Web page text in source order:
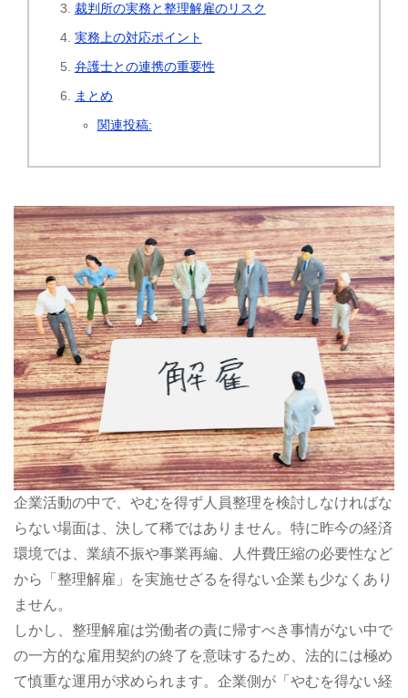
裁判所の実務と整理解雇のリスク
実務上の対応ポイント
弁護士との連携の重要性
まとめ
関連投稿:
企業活動の中で、やむを得ず人員整理を検討しなければな
らない場面は、決して稀ではありません。特に昨今の経済
環境では、業績不振や事業再編、人件費圧縮の必要性など
から「整理解雇」を実施せざるを得ない企業も少なくあり
ません。
しかし、整理解雇は労働者の責に帰すべき事情がない中で
の一方的な雇用契約の終了を意味するため、法的には極め
て慎重な運用が求められます。企業側が「やむを得ない経